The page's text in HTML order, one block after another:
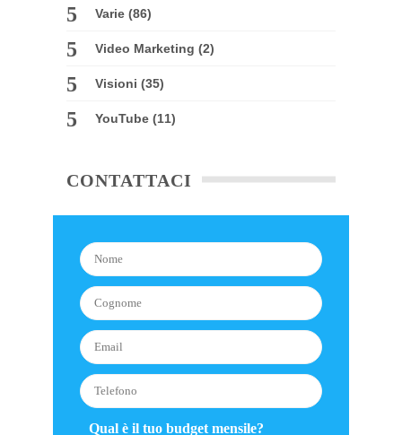
Varie (86)
Video Marketing (2)
Visioni (35)
YouTube (11)
CONTATTACI
Qual è il tuo budget mensile?